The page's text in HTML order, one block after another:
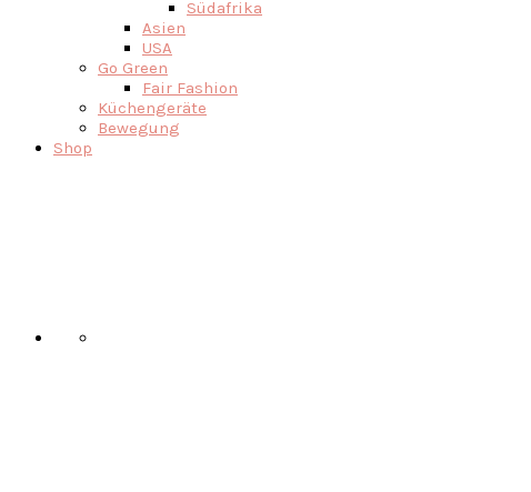
Südafrika
Asien
USA
Go Green
Fair Fashion
Küchengeräte
Bewegung
Shop